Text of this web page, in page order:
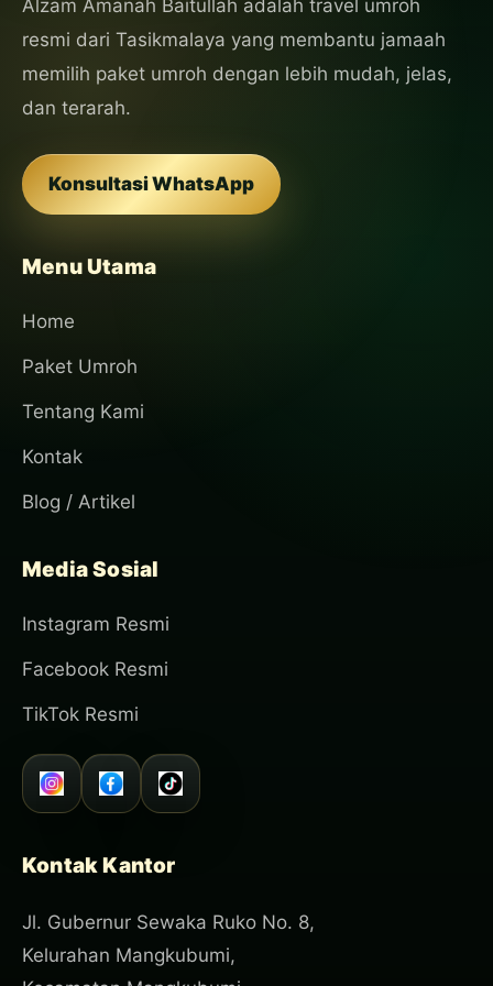
Alzam Amanah Baitullah adalah travel umroh
resmi dari Tasikmalaya yang membantu jamaah
memilih paket umroh dengan lebih mudah, jelas,
dan terarah.
Konsultasi WhatsApp
Menu Utama
Home
Paket Umroh
Tentang Kami
Kontak
Blog / Artikel
Media Sosial
Instagram Resmi
Facebook Resmi
TikTok Resmi
Kontak Kantor
Jl. Gubernur Sewaka Ruko No. 8,
Kelurahan Mangkubumi,